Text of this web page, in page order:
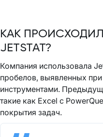
КАК
JETSTAT?
Компания использовала
пробелов, выявленных
инструментами.
такие как Excel с
покрытия задач.